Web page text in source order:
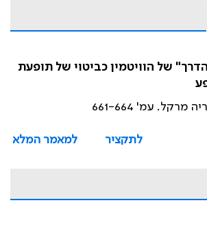
של הוויטמין כביטוי של תופעת
עמ' 661-664
לתקציר
למאמר המלא